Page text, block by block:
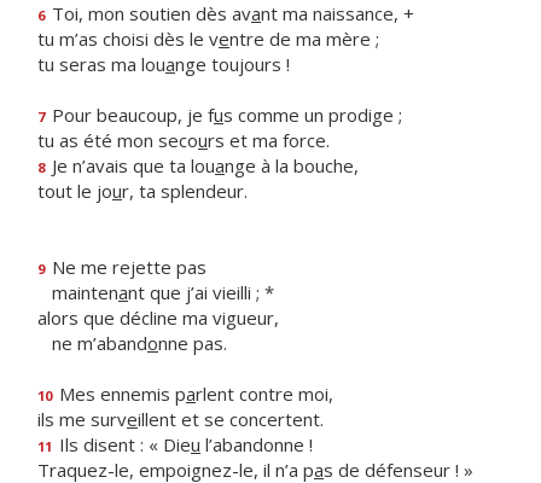
6 Toi, mon soutien dès avant ma naissance, +
tu m’as choisi dès le ventre de ma mère ;
tu seras ma louange toujours !
7 Pour beaucoup, je fus comme un prodige ;
tu as été mon secours et ma force.
8 Je n’avais que ta louange à la bouche,
tout le jour, ta splendeur.
9 Ne me rejette pas
maintenant que j’ai vieilli ; *
alors que décline ma vigueur,
ne m’abandonne pas.
10 Mes ennemis parlent contre moi,
ils me surveillent et se concertent.
11 Ils disent : « Dieu l’abandonne !
Traquez-le, empoignez-le, il n’a pas de défenseur ! »